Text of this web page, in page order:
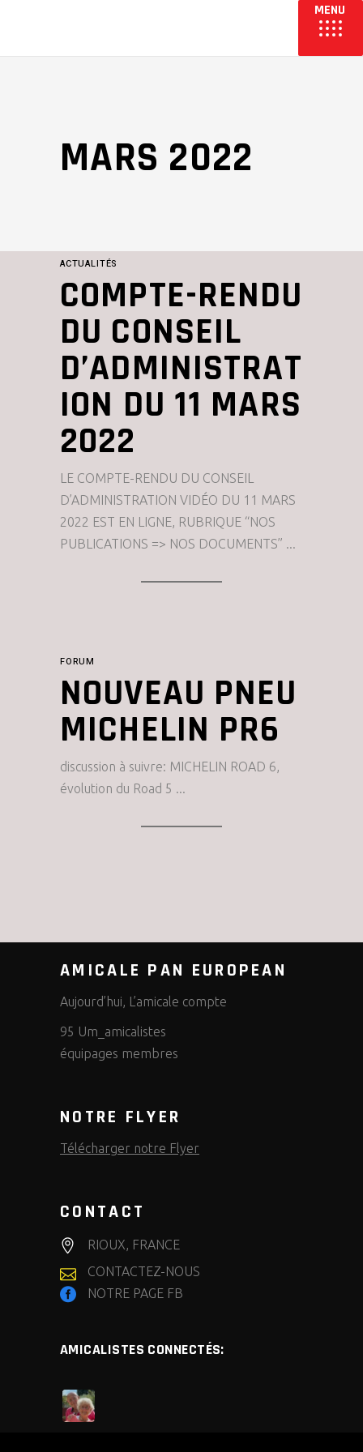
MARS 2022
ACTUALITÉS
COMPTE-RENDU
DU CONSEIL
D’ADMINISTRAT
ION DU 11 MARS
2022
LE COMPTE-RENDU DU CONSEIL
D’ADMINISTRATION VIDÉO DU 11 MARS
2022 EST EN LIGNE, RUBRIQUE “NOS
PUBLICATIONS => NOS DOCUMENTS”
FORUM
NOUVEAU PNEU
MICHELIN PR6
discussion à suivre: MICHELIN ROAD 6,
évolution du Road 5
AMICALE PAN EUROPEAN
Aujourd’hui, L’amicale compte
95 Um_amicalistes
équipages membres
NOTRE FLYER
Télécharger notre Flyer
CONTACT
RIOUX, FRANCE
CONTACTEZ-NOUS
NOTRE PAGE FB
AMICALISTES CONNECTÉS: